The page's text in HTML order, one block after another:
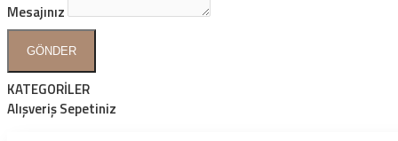
Mesajınız
GÖNDER
KATEGORİLER
Alışveriş Sepetiniz